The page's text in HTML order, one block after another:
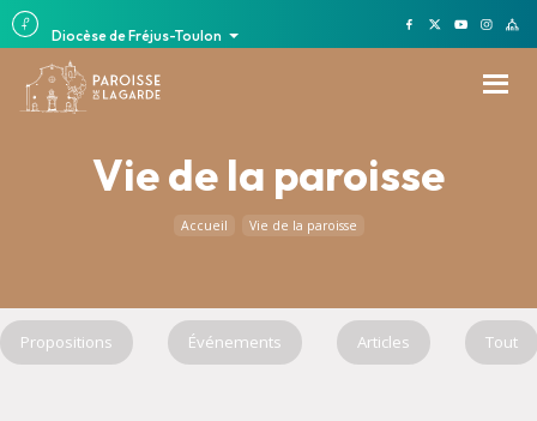
Diocèse de Fréjus-Toulon
Vie de la paroisse
Accueil Vie de la paroisse
Propositions Événements Articles Tout